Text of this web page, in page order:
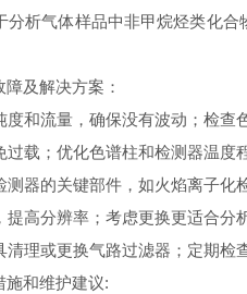
气体样品中非甲烷烃类化合
及解决方案：
流量，确保没有波动；检查
；优化色谱柱和检测器温度
的关键部件，如火焰离子化
分辨率；考虑更换更适合分
或更换气路过滤器；定期检
和维护建议: